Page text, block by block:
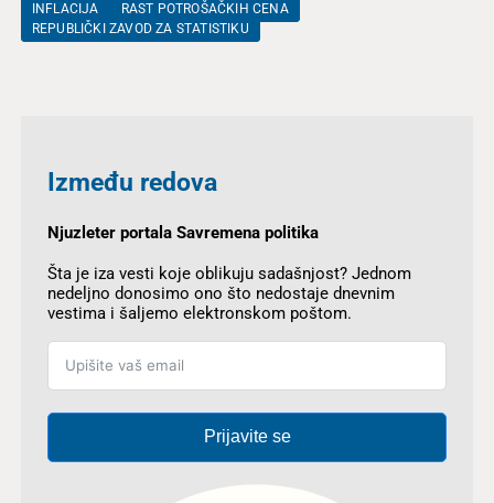
INFLACIJA
RAST POTROŠAČKIH CENA
REPUBLIČKI ZAVOD ZA STATISTIKU
Između redova
Njuzleter portala Savremena politika
Šta je iza vesti koje oblikuju sadašnjost? Jednom
nedeljno donosimo ono što nedostaje dnevnim
vestima i šaljemo elektronskom poštom.
Prijavite se